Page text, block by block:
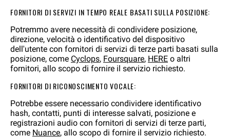
FORNITORI DI SERVIZI IN TEMPO REALE BASATI SULLA POSIZIONE:
Potremmo avere necessità di condividere posizione,
direzione, velocità o identificativo del dispositivo
dell'utente con fornitori di servizi di terze parti basati sulla
posizione, come Cyclops, Foursquare, HERE o altri
fornitori, allo scopo di fornire il servizio richiesto.
FORNITORI DI RICONOSCIMENTO VOCALE:
Potrebbe essere necessario condividere identificativo
hash, contatti, punti di interesse salvati, posizione e
registrazioni audio con fornitori di servizi di terze parti,
come Nuance, allo scopo di fornire il servizio richiesto.